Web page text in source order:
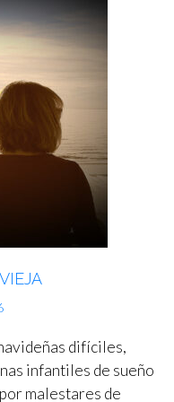
difíciles,
infantiles de sueño
malestares de